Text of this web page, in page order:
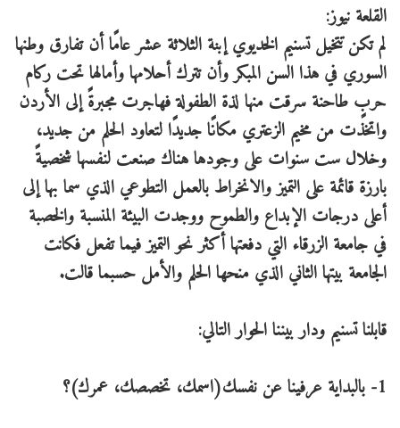
القلعة نيوز:
لم تكن تتخيل تسنيم الخديوي إبنة الثلاثة عشر عامًا أن تفارق وطنها
السوري في هذا السن المبكر وأن تترك أحلامها وأمالها تحت ركام
حربٍ طاحنة سرقت منها لذة الطفولة فهاجرت مجبرةً إلى الأردن
واتخذت من مخيم الزعتري مكانًا جديدًا لتعاود الحلم من جديد،
وخلال ست سنوات على وجودها هناك صنعت لنفسها شخصيةً
بارزة قائمة على التميز والانخراط بالعمل التطوعي الذي سما بها إلى
أعلى درجات الإبداع والطموح ووجدت البيئة المنسبة والخصبة
في جامعة الزرقاء التي دفعتها أكثر نحو التميز فيما تفعل فكانت
الجامعة بيتها الثاني الذي منحها الحلم والأمل حسبما قالت.
قابلنا تسنيم ودار بيننا الحوار التالي:
1- بالبداية عرفينا عن نفسك(اسمك، تخصصك، عمرك)؟